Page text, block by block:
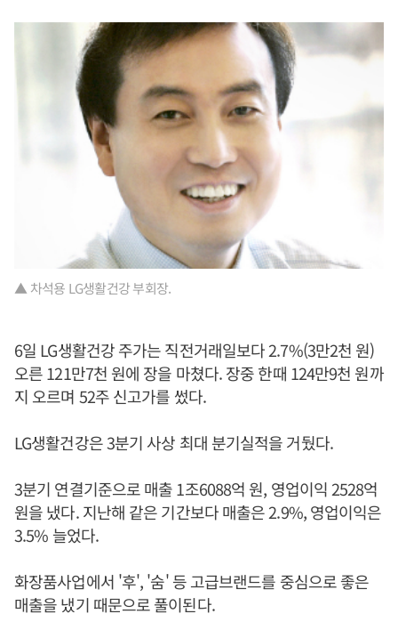
▲ 차석용 LG생활건강 부회장.
6일 LG생활건강 주가는 직전거래일보다 2.7%(3만2천 원)
오른 121만7천 원에 장을 마쳤다. 장중 한때 124만9천 원까
지 오르며 52주 신고가를 썼다.
LG생활건강은 3분기 사상 최대 분기실적을 거뒀다.
3분기 연결기준으로 매출 1조6088억 원, 영업이익 2528억
원을 냈다. 지난해 같은 기간보다 매출은 2.9%, 영업이익은
3.5% 늘었다.
화장품사업에서 '후', '숨' 등 고급브랜드를 중심으로 좋은
매출을 냈기 때문으로 풀이된다.